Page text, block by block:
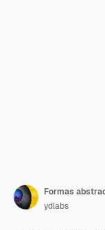
Formas
ydlabs